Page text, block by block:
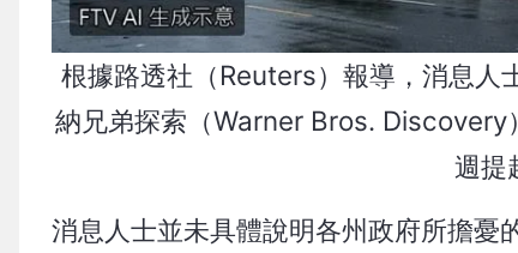
根據路透社（Reuters）報導，消息人
納兄弟探索（Warner Bros. Discovery
週提
消息人士並未具體說明各州政府所擔憂